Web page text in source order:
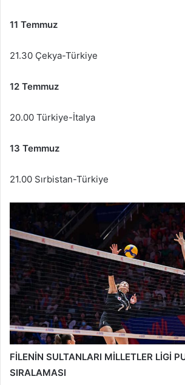
11 Temmuz
21.30 Çekya-Türkiye
12 Temmuz
20.00 Türkiye-İtalya
13 Temmuz
21.00 Sırbistan-Türkiye
FİLENİN SULTANLARI MİLLETLER LİGİ
SIRALAMASI